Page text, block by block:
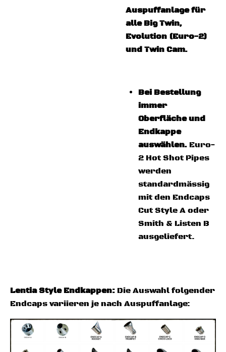
Auspuffanlage für
alle Big Twin,
Evolution (Euro-2)
und Twin Cam.
Bei Bestellung
immer
Oberfläche und
Endkappe
auswählen. Euro-
2 Hot Shot Pipes
werden
standardmässig
mit den Endcaps
Cut Style A oder
Smith & Listen B
ausgeliefert.
Lentia Style Endkappen: Die Auswahl folgender
Endcaps variieren je nach Auspuffanlage: